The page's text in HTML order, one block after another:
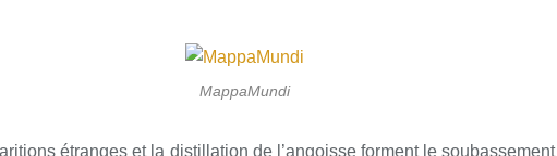
MappaMundi
étranges et la distillation de l’angoisse forment le soubassement